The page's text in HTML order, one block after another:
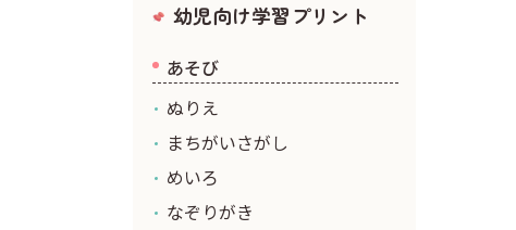
幼児向け学習プリント
あそび
ぬりえ
まちがいさがし
めいろ
なぞりがき